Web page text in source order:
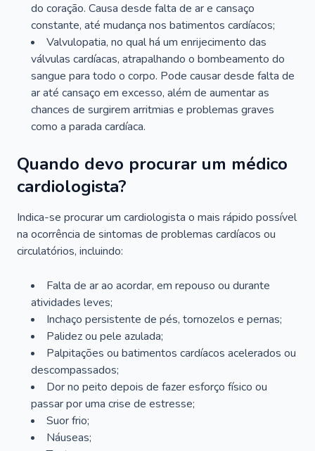
do coração. Causa desde falta de ar e cansaço
constante, até mudança nos batimentos cardíacos;
Valvulopatia, no qual há um enrijecimento das
válvulas cardíacas, atrapalhando o bombeamento do
sangue para todo o corpo. Pode causar desde falta de
ar até cansaço em excesso, além de aumentar as
chances de surgirem arritmias e problemas graves
como a parada cardíaca.
Quando devo procurar um médico
cardiologista?
Indica-se procurar um cardiologista o mais rápido possível
na ocorrência de sintomas de problemas cardíacos ou
circulatórios, incluindo:
Falta de ar ao acordar, em repouso ou durante
atividades leves;
Inchaço persistente de pés, tornozelos e pernas;
Palidez ou pele azulada;
Palpitações ou batimentos cardíacos acelerados ou
descompassados;
Dor no peito depois de fazer esforço físico ou
passar por uma crise de estresse;
Suor frio;
Náuseas;